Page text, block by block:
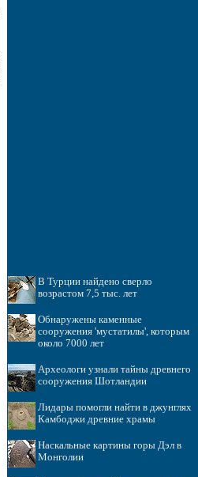
В Турции найдено сверло
возрастом 7,5 тыс. лет
Обнаружены каменные
сооружения 'мустатилы', которым
около 7000 лет
Археологи узнали тайны древнего
сооружения Шотландии
Лидары помогли найти в джунглях
Камбоджи древние храмы
Наскальные картины горы Дэл в
Монголии